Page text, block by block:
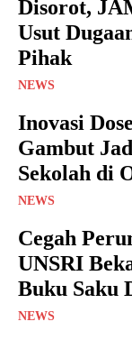
Disorot,
Usut
Pihak
NEWS
Inovasi
Gambut
Sekolah di
NEWS
Cegah
UNSRI
Buku Saku
NEWS